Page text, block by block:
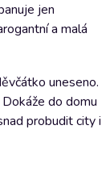
jen
a malá
uneseno.
do domu
probudit city i